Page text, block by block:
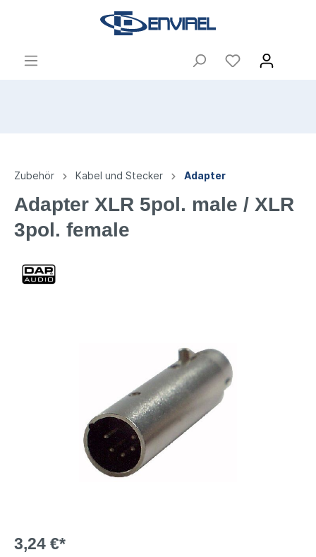
Zubehör Kabel und Stecker Adapter
Adapter XLR 5pol. male / XLR
3pol. female
3,24 €*